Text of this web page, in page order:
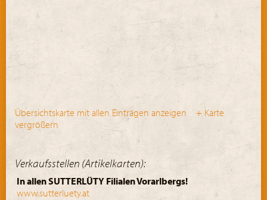
Übersichtskarte mit allen Einträgen anzeigen
+ Karte
vergrößern
Verkaufsstellen (Artikelkarten):
In allen SUTTERLÜTY Filialen Vorarlbergs!
www.sutterluety.at